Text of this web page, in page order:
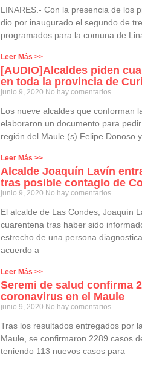
LINARES.- Con la presencia de los
dio por inaugurado el segundo de
programados para la comuna de
Leer Más >>
[AUDIO]Alcaldes piden
en toda la provincia de
junio 9, 2020 No hay comentarios
Los nueve alcaldes que conforman
elaboraron un documento para
región del Maule (s) Felipe Donoso y
Leer Más >>
Alcalde Joaquín Lavín
tras posible contagio de
junio 9, 2020 No hay comentarios
El alcalde de Las Condes, Joaquín
cuarentena tras haber sido
estrecho de una persona
acuerdo a
Leer Más >>
Seremi de salud confirma
coronavirus en el Maule
junio 9, 2020 No hay comentarios
Tras los resultados entregados por
Maule, se confirmaron 2289 casos
teniendo 113 nuevos casos para